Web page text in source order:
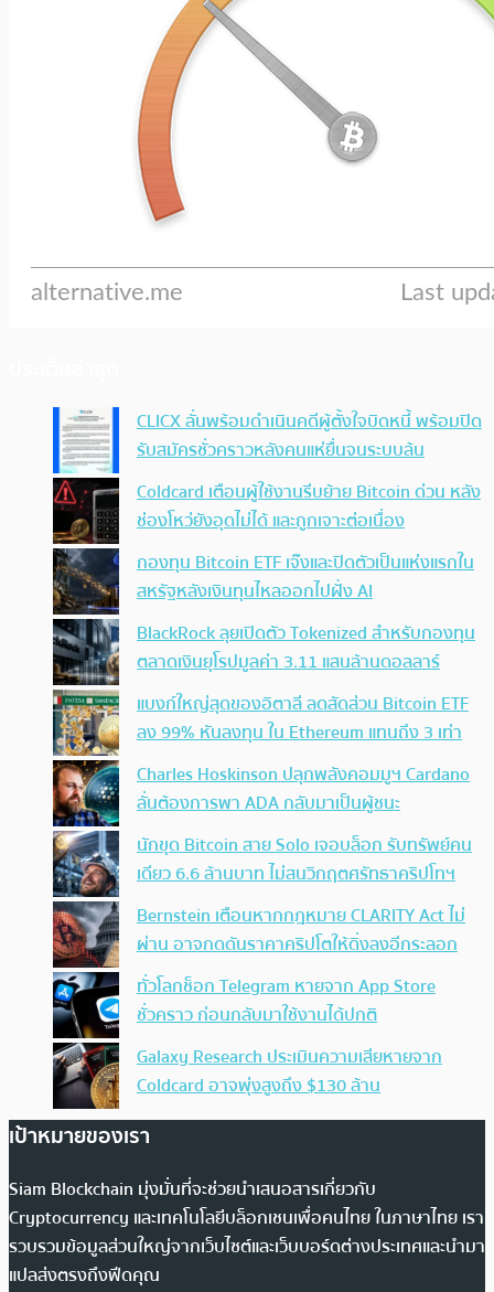
CLICX ลั่นพร้อมดำเนินคดีผู้ตั้งใจบิดหนี้ พร้อมปิด
รับสมัครชั่วคราวหลังคนแห่ยื่นจนระบบล้น
Coldcard เตือนผู้ใช้งานรีบย้าย Bitcoin ด่วน หลัง
ช่องโหว่ยังอุดไม่ได้ และถูกเจาะต่อเนื่อง
กองทุน Bitcoin ETF เจ๊งและปิดตัวเป็นแห่งแรกใน
สหรัฐหลังเงินทุนไหลออกไปฝั่ง AI
BlackRock ลุยเปิดตัว Tokenized สำหรับกองทุน
ตลาดเงินยุโรปมูลค่า 3.11 แสนล้านดอลลาร์
แบงก์ใหญ่สุดของอิตาลี ลดสัดส่วน Bitcoin ETF
ลง 99% หันลงทุน ใน Ethereum แทนถึง 3 เท่า
Charles Hoskinson ปลุกพลังคอมมูฯ Cardano
ลั่นต้องการพา ADA กลับมาเป็นผู้ชนะ
นักขุด Bitcoin สาย Solo เจอบล็อก รับทรัพย์คน
เดียว 6.6 ล้านบาท ไม่สนวิกฤตศรัทธาคริปโทฯ
Bernstein เตือนหากกฎหมาย CLARITY Act ไม่
ผ่าน อาจกดดันราคาคริปโตให้ดิ่งลงอีกระลอก
ทั่วโลกช็อก Telegram หายจาก App Store
ชั่วคราว ก่อนกลับมาใช้งานได้ปกติ
Galaxy Research ประเมินความเสียหายจาก
Coldcard อาจพุ่งสูงถึง $130 ล้าน
เป้าหมายของเรา
Siam Blockchain มุ่งมั่นที่จะช่วยนำเสนอสารเกี่ยวกับ
Cryptocurrency และเทคโนโลยีบล็อกเชนเพื่อคนไทย ในภาษาไทย เรา
รวบรวมข้อมูลส่วนใหญ่จากเว็บไซต์และเว็บบอร์ดต่างประเทศและนำมา
แปลส่งตรงถึงฟีดคุณ